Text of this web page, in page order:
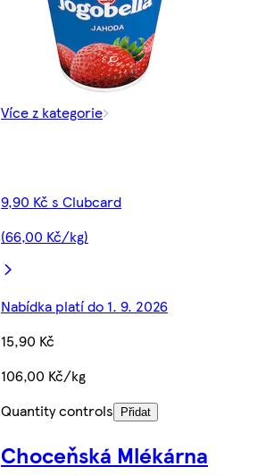
Více z kategorie
9,90 Kč s Clubcard
(66,00 Kč/kg)
Nabídka platí do 1. 9. 2026
15,90 Kč
106,00 Kč/kg
Quantity controls
Přidat
Choceňská Mlékárna